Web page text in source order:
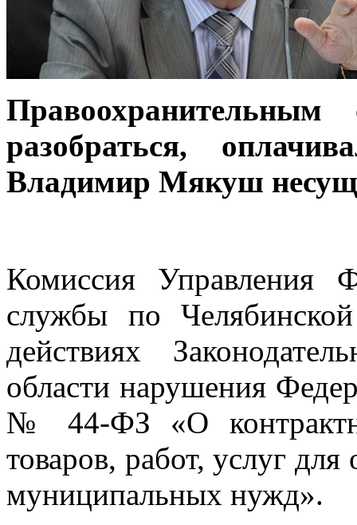
Правоохранительным
разобраться,
Владимир Мякуш
Комиссия Управления
службы по
действиях
области нарушения
№ 44-ФЗ «О
товаров, работ, услуг
муниципальных нужд».